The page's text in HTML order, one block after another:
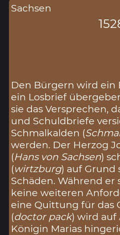
Sachsen
Den Bürgern wird ein
ein Losbrief
sie das Versprechen,
und Schuldbriefe
Schmalkalden (
werden. Der Herzog
(Hans von Sachsen)
(wirtzburg) auf Grund
Schäden. Während
keine weiteren
eine Quittung für das
(doctor pack) wird auf
Königin Marias